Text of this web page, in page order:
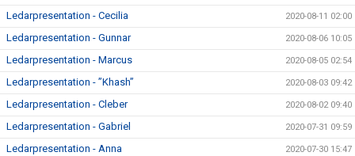
Ledarpresentation - Cecilia 2020-08-11 02:00
Ledarpresentation - Gunnar 2020-08-06 10:05
Ledarpresentation - Marcus 2020-08-05 02:54
Ledarpresentation - ”Khash” 2020-08-03 09:42
Ledarpresentation - Cleber 2020-08-02 09:40
Ledarpresentation - Gabriel 2020-07-31 09:59
Ledarpresentation - Anna 2020-07-30 15:47